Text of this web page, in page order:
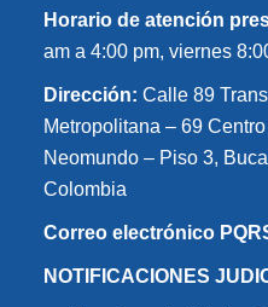
Horario de atención
am a 4:00 pm, viernes
Dirección: Calle 89
Metropolitana – 69
Neomundo – Piso 3,
Colombia
Correo electrónico
NOTIFICACIONES